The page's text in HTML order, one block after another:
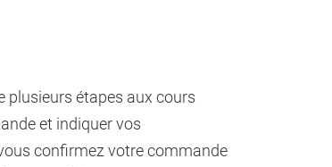
plusieurs étapes aux cours
et indiquer vos
confirmez votre commande